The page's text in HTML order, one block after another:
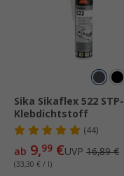
Sika Sikaflex 522 STP-
Klebdichtstoff
(44)
ab 9,99 €UVP 16,89 €
(33,30 € / l)